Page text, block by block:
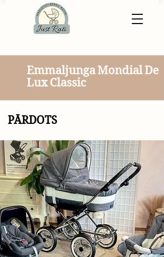
Emmaljunga Mondial De
Lux Classic
PĀRDOTS